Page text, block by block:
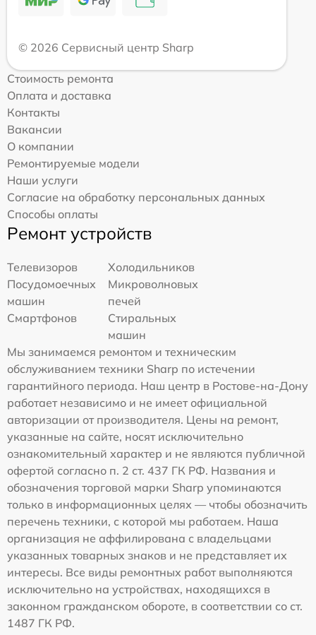
© 2026 Сервисный центр Sharp
Стоимость ремонта
Оплата и доставка
Контакты
Вакансии
О компании
Ремонтируемые модели
Наши услуги
Согласие на обработку персональных данных
Способы оплаты
Ремонт устройств
Телевизоров
Холодильников
Посудомоечных
машин
Микроволновых
печей
Смартфонов
Стиральных
машин
Мы занимаемся ремонтом и техническим
обслуживанием техники Sharp по истечении
гарантийного периода. Наш центр в Ростове-на-Дону
работает независимо и не имеет официальной
авторизации от производителя. Цены на ремонт,
указанные на сайте, носят исключительно
ознакомительный характер и не являются публичной
офертой согласно п. 2 ст. 437 ГК РФ. Названия и
обозначения торговой марки Sharp упоминаются
только в информационных целях — чтобы обозначить
перечень техники, с которой мы работаем. Наша
организация не аффилирована с владельцами
указанных товарных знаков и не представляет их
интересы. Все виды ремонтных работ выполняются
исключительно на устройствах, находящихся в
законном гражданском обороте, в соответствии со ст.
1487 ГК РФ.